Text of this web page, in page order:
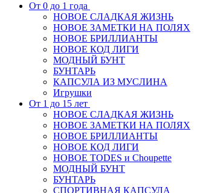
От 0 до 1 года
НОВОЕ СЛАДКАЯ ЖИЗНЬ
НОВОЕ ЗАМЕТКИ НА ПОЛЯХ
НОВОЕ БРИЛЛИАНТЫ
НОВОЕ КОД ЛИГИ
МОДНЫЙ БУНТ
БУНТАРЬ
КАПСУЛА ИЗ МУСЛИНА
Игрушки
От 1 до 15 лет
НОВОЕ СЛАДКАЯ ЖИЗНЬ
НОВОЕ ЗАМЕТКИ НА ПОЛЯХ
НОВОЕ БРИЛЛИАНТЫ
НОВОЕ КОД ЛИГИ
НОВОЕ TODES и Choupette
МОДНЫЙ БУНТ
БУНТАРЬ
СПОРТИВНАЯ КАПСУЛА